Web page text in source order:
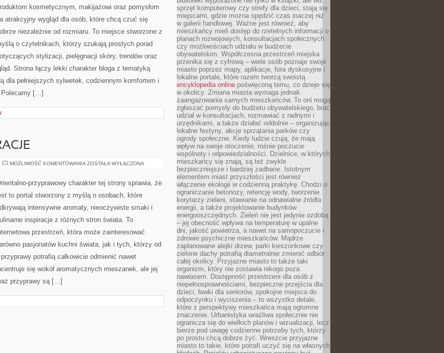
SIZE
kosmetycznym, makijażowi oraz pomysłom
atrakcyjny wygląd dla osób, które chcą czuć się
niezależnie od rozmiaru. To miejsce stworzone z
o czytelnikach, którzy szukają prostych porad
stylizacji, pielęgnacji skóry, trendów oraz
Strona łączy lekki charakter bloga z tematyką
dla pełniejszych sylwetek, codziennym komfortem i
Polecamy […]
MOŻLIWOŚĆ KOMENTOWANIA ZAPACHOWE
ZOSTAŁA WYŁĄCZONA
przyprawowy charakter tej strony sprawia, że
to portal stworzony z myślą o osobach, które
intensywne aromaty, nieoczywiste smaki i
inspiracje z różnych stron świata. To
przestrzeń, która może zainteresować
pasjonatów kuchni świata, jak i tych, którzy od
potrafią całkowicie odmienić nawet
się wokół aromatycznych mieszanek, ale jej
przyprawy są […]
sprzęt komputerowy czy strefy dla dzieci, stają się
miejscami, gdzie można spędzić czas inaczej niż
w galerii handlowej. Ważne jest również, aby
mieszkańcy mieli dostęp do rzetelnych informacji o
planach rozwojowych, konsultacjach społecznych
czy możliwościach udziału w budżecie
obywatelskim. Współczesna przestrzeń miejska
przenika się z cyfrową – wiele osób poznaje swoje
miasto poprzez mapy, aplikacje, fora dyskusyjne i
lokalne portale, które razem tworzą swoistą
encyklopedia online poświęconą temu, co dzieje się
w okolicy. Zmiana miasta wymaga jednak
zaangażowania samych mieszkańców. To oni mogą
zgłaszać pomysły do budżetu obywatelskiego, brać
udział w konsultacjach, rozmawiać z radnymi i
urzędnikami, a także działać oddolnie – organizując
lokalne festyny, akcje sprzątania parków czy
ogrody społeczne. Kiedy ludzie czują, że mają
wpływ na swoje otoczenie, rośnie poczucie
wspólnoty i odpowiedzialności. Dzielnice, w których
mieszkańcy się znają, są też zwykle
bezpieczniejsze i bardziej zadbane. Istotnym
elementem miast przyszłości jest również
włączenie ekologii w codzienną praktykę. Chodzi o
ograniczanie betonozy, retencję wody, tworzenie
korytarzy zieleni, stawianie na odnawialne źródła
energii, a także projektowanie budynków
energooszczędnych. Zieleń nie jest jedynie ozdobą
– jej obecność wpływa na temperaturę w upalne
dni, jakość powietrza, a nawet na samopoczucie i
zdrowie psychiczne mieszkańców. Mądrze
zaplanowane alejki drzew, parki kieszonkowe czy
zielone dachy potrafią diametralnie zmienić odbiór
całej okolicy. Przyjazne miasto to także taki
organizm, który nie zostawia nikogo poza
nawiasem. Dostępność przestrzeni dla osób z
niepełnosprawnościami, bezpieczne przejścia dla
dzieci, ławki dla seniorów, spokojne miejsca do
odpoczynku i wyciszenia – to wszystko detale,
które z perspektywy mieszkańca mają ogromne
znaczenie. Urbanistyka wrażliwa społecznie nie
ogranicza się do wielkich planów i wizualizacji, lecz
bierze pod uwagę codzienne potrzeby tych, którzy
po prostu chcą dobrze żyć. Wreszcie przyjazne
miasto to takie, które potrafi uczyć się na własnych